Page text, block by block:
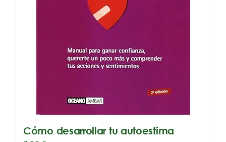
Cómo desarrollar tu autoestima